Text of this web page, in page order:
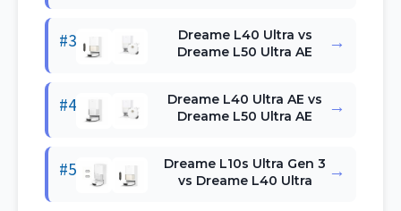
#3
Dreame L40 Ultra vs
Dreame L50 Ultra AE
→
#4
Dreame L40 Ultra AE vs
Dreame L50 Ultra AE
→
#5
Dreame L10s Ultra Gen 3
vs Dreame L40 Ultra
→